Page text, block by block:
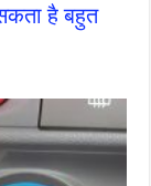
है बहुत